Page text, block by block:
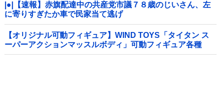
|●|【速報】赤旗配達中の共産党市議７８歳のじいさん、左
に寄りすぎたか車で民家当て逃げ
【オリジナル可動フィギュア】WIND TOYS「タイタン ス
ーパーアクションマッスルボディ」可動フィギュア各種
【予約開始】